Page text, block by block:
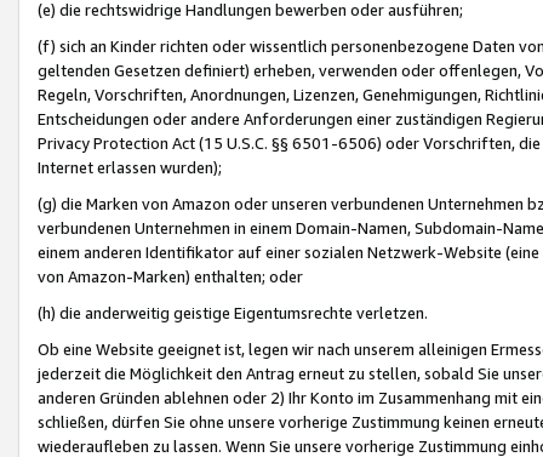
(e) die rechtswidrige Handlungen bewerben oder ausführen;
(f) sich an Kinder richten oder wissentlich personenbezogene Daten
geltenden Gesetzen definiert) erheben, verwenden oder offenlegen,
Regeln, Vorschriften, Anordnungen, Lizenzen, Genehmigungen,
Entscheidungen oder andere Anforderungen einer zuständigen
Privacy Protection Act (15 U.S.C. §§ 6501-6506) oder Vorschriften,
Internet erlassen wurden);
(g) die Marken von Amazon oder unseren verbundenen Unternehmen
verbundenen Unternehmen in einem Domain-Namen, Subdomain-
einem anderen Identifikator auf einer sozialen Netzwerk-Website
von Amazon-Marken) enthalten; oder
(h) die anderweitig geistige Eigentumsrechte verletzen.
Ob eine Website geeignet ist, legen wir nach unserem alleinigen
jederzeit die Möglichkeit den Antrag erneut zu stellen, sobald Sie
anderen Gründen ablehnen oder 2) Ihr Konto im Zusammenhang mit
schließen, dürfen Sie ohne unsere vorherige Zustimmung keinen
wiederaufleben zu lassen. Wenn Sie unsere vorherige Zustimmung